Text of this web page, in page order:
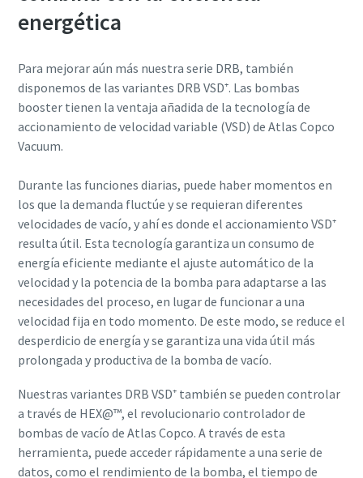
energética
Para mejorar aún más nuestra serie DRB, también
disponemos de las variantes DRB VSD⁺. Las bombas
booster tienen la ventaja añadida de la tecnología de
accionamiento de velocidad variable (VSD) de Atlas Copco
Vacuum.
Durante las funciones diarias, puede haber momentos en
los que la demanda fluctúe y se requieran diferentes
velocidades de vacío, y ahí es donde el accionamiento VSD⁺
resulta útil. Esta tecnología garantiza un consumo de
energía eficiente mediante el ajuste automático de la
velocidad y la potencia de la bomba para adaptarse a las
necesidades del proceso, en lugar de funcionar a una
velocidad fija en todo momento. De este modo, se reduce el
desperdicio de energía y se garantiza una vida útil más
prolongada y productiva de la bomba de vacío.
Nuestras variantes DRB VSD⁺ también se pueden controlar
a través de HEX@™, el revolucionario controlador de
bombas de vacío de Atlas Copco. A través de esta
herramienta, puede acceder rápidamente a una serie de
datos, como el rendimiento de la bomba, el tiempo de
Enviar
Verificación Anti-Robot
Haga clic para iniciar la verificación
Enviar
Verificación Anti-Robot
Haga clic para iniciar la verificación
Enviar
Verificación Anti-Robot
Haga clic para iniciar la verificación
Enviar
Verificación Anti-Robot
Haga clic para iniciar la verificación